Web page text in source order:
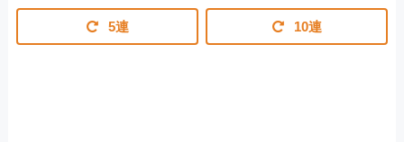
5連 10連